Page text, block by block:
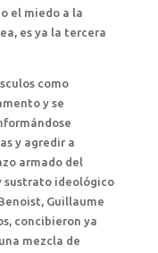
el miedo a la
es ya la tercera
como
y se
y agredir a
armado del
sustrato ideológico
Guillaume
concibieron ya
mezcla de